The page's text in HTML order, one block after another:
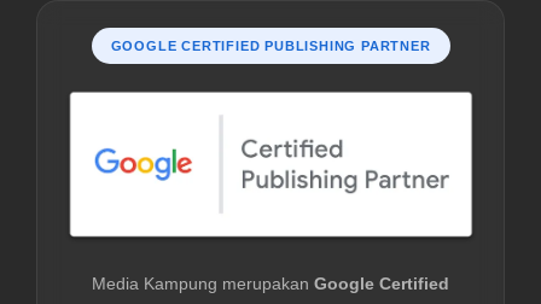
GOOGLE CERTIFIED PUBLISHING PARTNER
Media Kampung merupakan Google Certified